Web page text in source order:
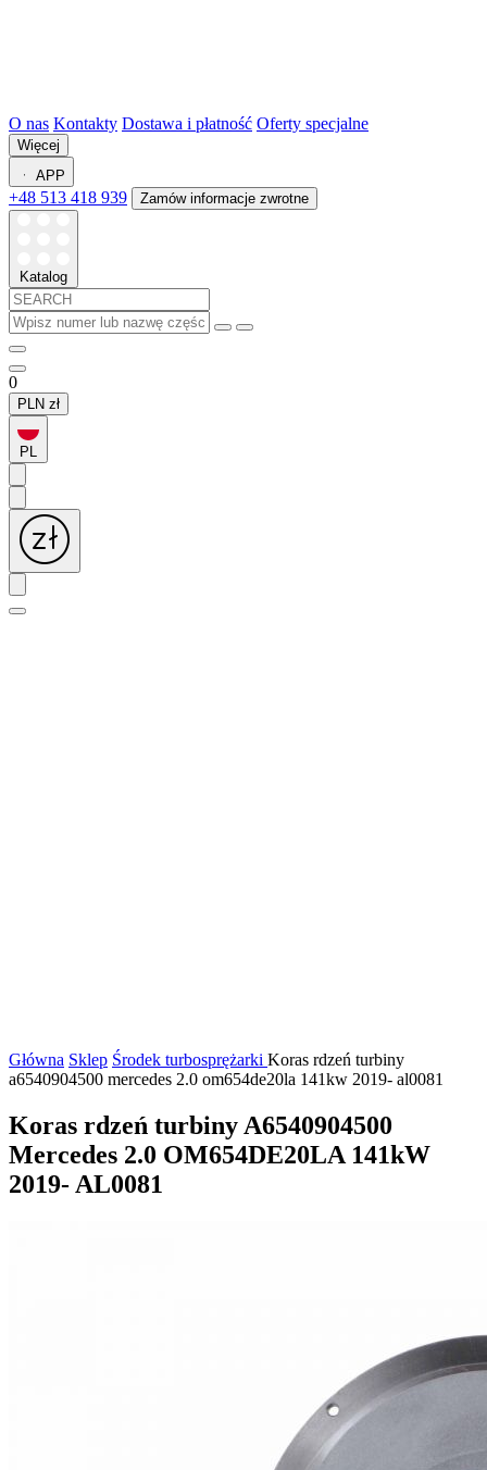
O nas Kontakty Dostawa i płatność Oferty specjalne
Więcej
APP
+48 513 418 939 Zamów informacje zwrotne
Katalog
0
PLN zł
PL
Główna Sklep Środek turbosprężarki Koras rdzeń turbiny
a6540904500 mercedes 2.0 om654de20la 141kw 2019- al0081
Koras rdzeń turbiny A6540904500
Mercedes 2.0 OM654DE20LA 141kW
2019- AL0081